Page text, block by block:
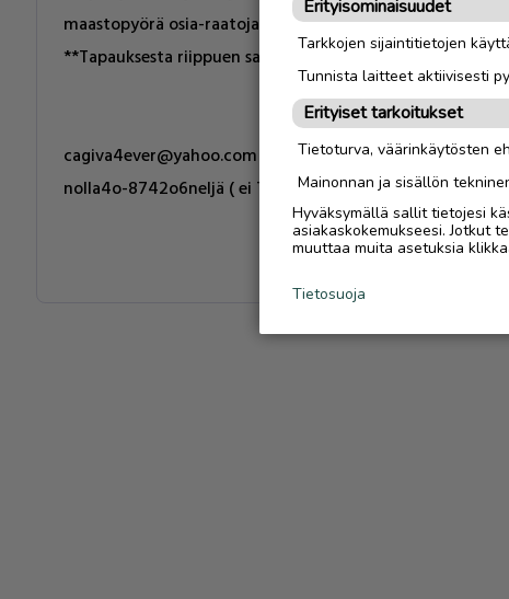
maastopyörä osia-raatoja.
**Tapauksesta riippuen saatan maksaa välirahaa jopa.
cagiva4ever@yahoo.com
nolla4o-8742o6neljä ( ei Tekstareita !! )
Erityisominaisuudet
Tarkkojen sijaintitietojen
Tunnista laitteet aktiivisesti
Erityiset tarkoitukset
Tietoturva, väärinkäytösten
Mainonnan ja sisällön
Hyväksymällä sallit tietojesi
asiakaskokemukseesi. Jotkut
muuttaa muita asetuksia
Tietosuoja